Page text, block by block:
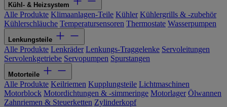
Kühl- & Heizsystem
Alle Produkte Klimaanlagen-Teile Kühler Kühlergrills & -zubehör
Kühlerschläuche Temperatursensoren Thermostate Wasserpumpen
Lenkungsteile
Alle Produkte Lenkräder Lenkungs-Traggelenke Servoleitungen
Servolenkgetriebe Servopumpen Spurstangen
Motorteile
Alle Produkte Keilriemen Kupplungsteile Lichtmaschinen
Motorblock Motordichtungen & -simmeringe Motorlager Ölwannen
Zahnriemen & Steuerketten Zylinderkopf